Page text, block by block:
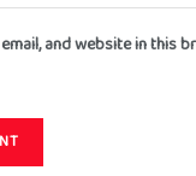
and website in this